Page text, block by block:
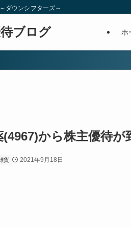
ダウンシフターズ～
ブログ ホ
(4967)から株主優待が
貨 2021年9月18日